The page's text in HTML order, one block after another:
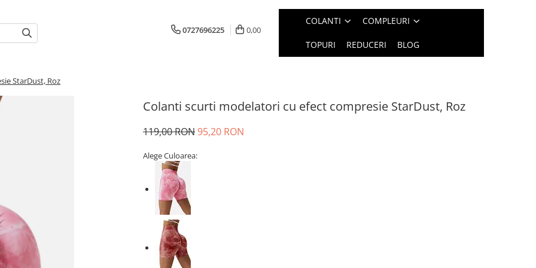
0727696225 0,00
COLANTI COMPLEURI
TOPURI REDUCERI BLOG
StarDust, Roz
Colanti scurti modelatori cu efect compresie StarDust, Roz
119,00 RON95,20 RON
Alege Culoarea: